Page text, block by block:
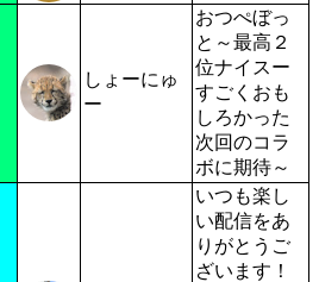
しょーにゅ
ー
おつぺぼっ
と～最高２
位ナイスー
すごくおも
しろかった
次回のコラ
ボに期待～
いつも楽し
い配信をあ
りがとうご
ざいます！